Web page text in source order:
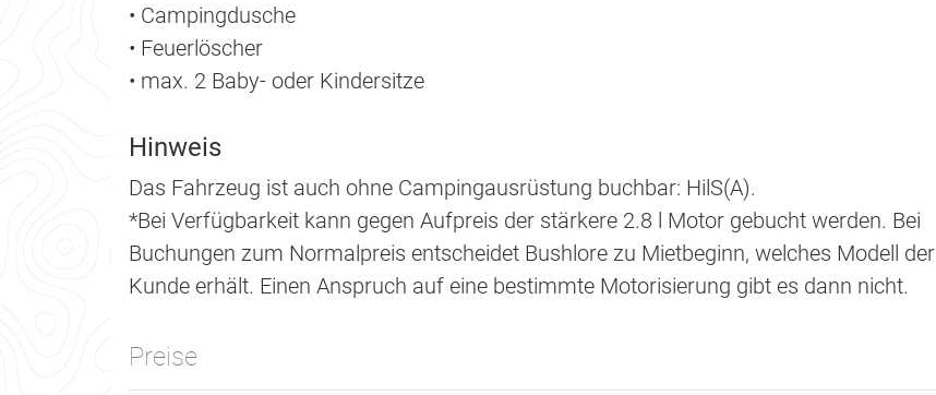
• Campingdusche
• Feuerlöscher
• max. 2 Baby- oder Kindersitze
Hinweis
Das Fahrzeug ist auch ohne Campingausrüstung buchbar: HilS(A).
*Bei Verfügbarkeit kann gegen Aufpreis der stärkere 2.8 l Motor gebucht werden. Bei
Buchungen zum Normalpreis entscheidet Bushlore zu Mietbeginn, welches Modell der
Kunde erhält. Einen Anspruch auf eine bestimmte Motorisierung gibt es dann nicht.
Preise